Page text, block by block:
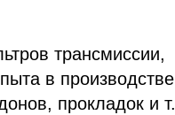
трансмиссии,
в производстве
прокладок и т.